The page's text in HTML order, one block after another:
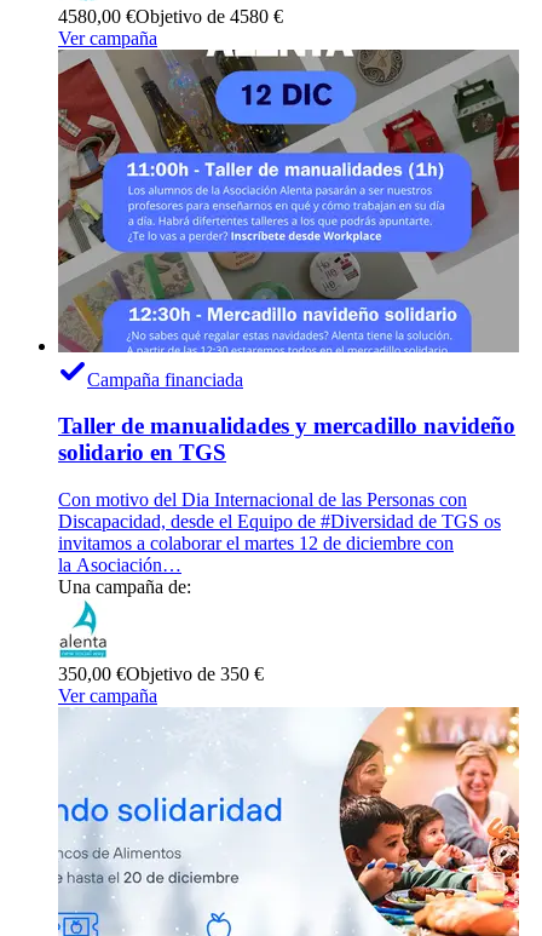
4580,00 €Objetivo de 4580 €
Ver campaña
Campaña financiada
Taller de manualidades y mercadillo navideño
solidario en TGS
Con motivo del Dia Internacional de las Personas con
Discapacidad, desde el Equipo de #Diversidad de TGS os
invitamos a colaborar el martes 12 de diciembre con
la Asociación…
Una campaña de:
350,00 €Objetivo de 350 €
Ver campaña